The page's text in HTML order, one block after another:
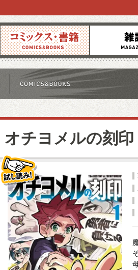
コミックス 雑誌
オチヨメルの刻印
試し読み！